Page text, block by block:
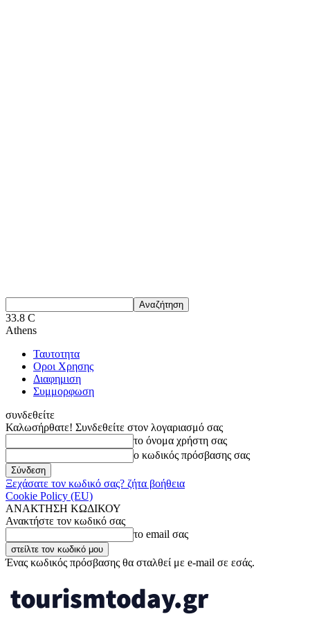
33.8 C
Athens
Ταυτοτητα
Οροι Χρησης
Διαφημιση
Συμμορφωση
συνδεθείτε
Καλωσήρθατε! Συνδεθείτε στον λογαριασμό σας
το όνομα χρήστη σας
ο κωδικός πρόσβασης σας
Ξεχάσατε τον κωδικό σας? ζήτα βοήθεια
Cookie Policy (EU)
ΑΝΑΚΤΗΣΗ ΚΩΔΙΚΟΥ
Ανακτήστε τον κωδικό σας
το email σας
Ένας κωδικός πρόσβασης θα σταλθεί με e-mail σε εσάς.